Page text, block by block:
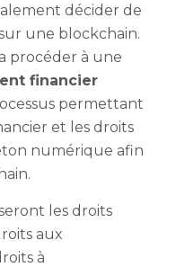
décider de
une blockchain.
procéder à une
financier
permettant
et les droits
numérique afin
les droits
aux
à